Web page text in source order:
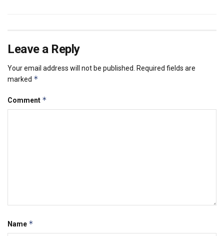
Leave a Reply
Your email address will not be published.
Required fields are
marked *
Comment *
Name *